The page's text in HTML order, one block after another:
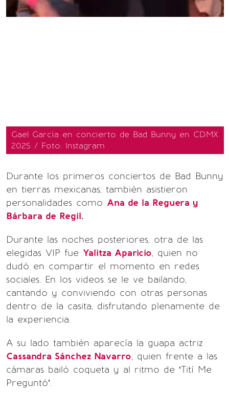
Gael García en concierto de Bad Bunny en CDMX
2025 / Foto: Instagram
Durante los primeros conciertos de Bad Bunny
en tierras mexicanas, también asistieron
personalidades como Ana de la Reguera y
Bárbara de Regil.
Durante las noches posteriores, otra de las
elegidas VIP fue Yalitza Aparicio, quien no
dudó en compartir el momento en redes
sociales. En los videos se le ve bailando,
cantando y conviviendo con otras personas
dentro de la casita, disfrutando plenamente de
la experiencia.
A su lado también aparecía la guapa actriz
Cassandra Sánchez Navarro, quien frente a las
cámaras bailó coqueta y al ritmo de ‘Tití Me
Preguntó’.